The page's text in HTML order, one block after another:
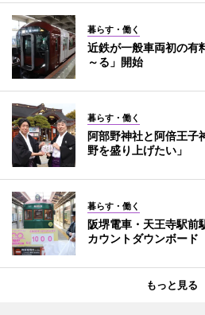
暮らす・働く
近鉄が一般車両初の有
～る」開始
暮らす・働く
阿部野神社と阿倍王
野を盛り上げたい」
暮らす・働く
阪堺電車・天王寺駅前
カウントダウンボード
もっと見る